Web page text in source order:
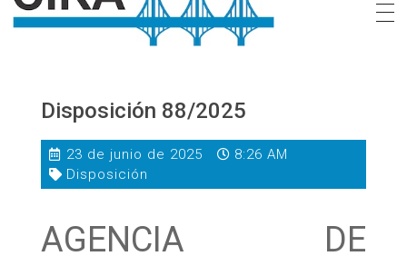
Disposición 88/2025
23 de junio de 2025
8:26 AM
Disposición
AGENCIA DE